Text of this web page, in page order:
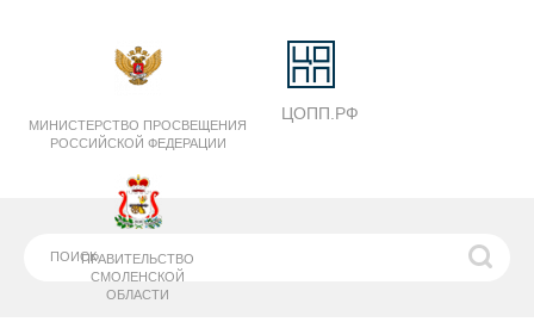
МИНИСТЕРСТВО ПРОСВЕЩЕНИЯ
РОССИЙСКОЙ ФЕДЕРАЦИИ
ПРАВИТЕЛЬСТВО
СМОЛЕНСКОЙ
ОБЛАСТИ
ЦОПП.РФ